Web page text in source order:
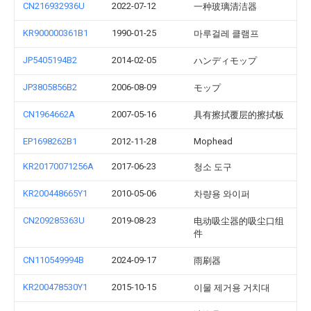
CN216932936U 2022-07-12 一种玻璃清洁器
KR900000361B1 1990-01-25 마루걸레 클램프
JP5405194B2 2014-02-05 ハンディモップ
JP3805856B2 2006-08-09 モップ
CN1964662A 2007-05-16 具有擦拭覆层的擦拭板
EP1698262B1 2012-11-28 Mophead
KR20170071256A 2017-06-23 청소 도구
KR200448665Y1 2010-05-06 차량용 와이퍼
CN209285363U 2019-08-23
电动吸尘器的吸尘口组
件
CN110549994B 2024-09-17 雨刷器
KR200478530Y1 2015-10-15 이물 제거용 거치대